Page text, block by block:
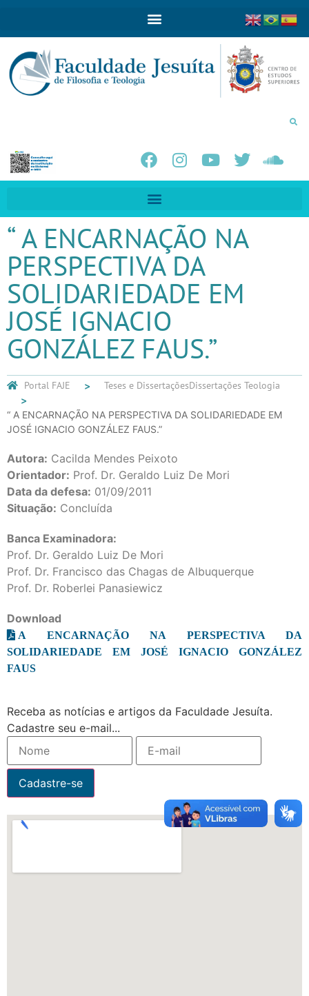
“ A ENCARNAÇÃO NA
PERSPECTIVA DA
SOLIDARIEDADE EM
JOSÉ IGNACIO
GONZÁLEZ FAUS.”
Portal FAJE Teses e DissertaçõesDissertações Teologia
“ A ENCARNAÇÃO NA PERSPECTIVA DA SOLIDARIEDADE EM
JOSÉ IGNACIO GONZÁLEZ FAUS.”
Autora: Cacilda Mendes Peixoto
Orientador: Prof. Dr. Geraldo Luiz De Mori
Data da defesa: 01/09/2011
Situação: Concluída
Banca Examinadora:
Prof. Dr. Geraldo Luiz De Mori
Prof. Dr. Francisco das Chagas de Albuquerque
Prof. Dr. Roberlei Panasiewicz
Download
A ENCARNAÇÃO NA PERSPECTIVA DA
SOLIDARIEDADE EM JOSÉ IGNACIO GONZÁLEZ
FAUS
Receba as notícias e artigos da Faculdade Jesuíta.
Cadastre seu e-mail...